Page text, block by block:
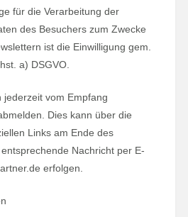
für die Verarbeitung der
des Besuchers zum Zwecke
ist die Einwilligung gem.
a) DSGVO.
jederzeit vom Empfang
Dies kann über die
Links am Ende des
Nachricht per E-
erfolgen.